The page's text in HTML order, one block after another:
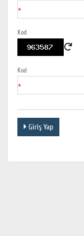
*
Kod
Kod
*
Giriş Yap